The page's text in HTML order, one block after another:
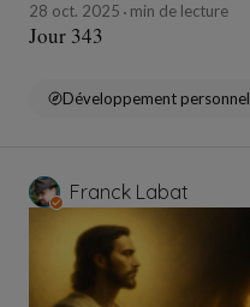
28 oct. 2025 min de lecture
Jour 343
Développement personnel
Franck Labat